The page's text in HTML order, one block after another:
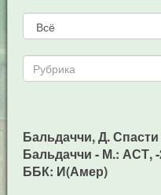
Бальдаччи, Д.
Бальдаччи - М.: АСТ, -
ББК: И(Амер)